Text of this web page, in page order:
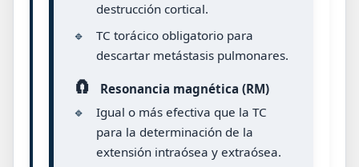
destrucción cortical.
🔹
TC torácico obligatorio para
descartar metástasis pulmonares.
🧲
Resonancia magnética (RM)
🔹
Igual o más efectiva que la TC
para la determinación de la
extensión intraósea y extraósea.